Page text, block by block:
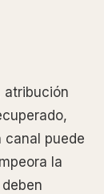
atribución
canal puede
la